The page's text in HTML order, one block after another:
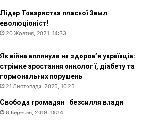
Лідер Товариства пласкої Землі
еволюціоніст!
20 Жовтня, 2021, 14:33
Як війна вплинула на здоров’я українців:
стрімке зростання онкології, діабету та
гормональних порушень
21 Листопада, 2025, 10:25
Свобода громадян і безсилля влади
8 Вересня, 2019, 19:14